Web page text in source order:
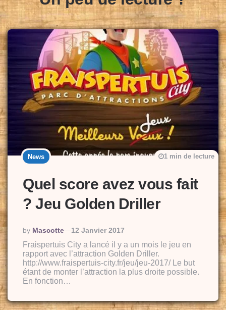
News
Quel score avez vous fait
? Jeu Golden Driller
Posted
By
By Mascotte 12 Janvier 2017
1 min de lecture
Fraispertuis City a lancé il y a un mois le jeu en
rapport avec l’attraction Golden Driller.
http://www.fraispertuis-city.fr/jeu/jeu-2017/ Le but
étant de monter l’attraction la plus droite possible.
En fonction…